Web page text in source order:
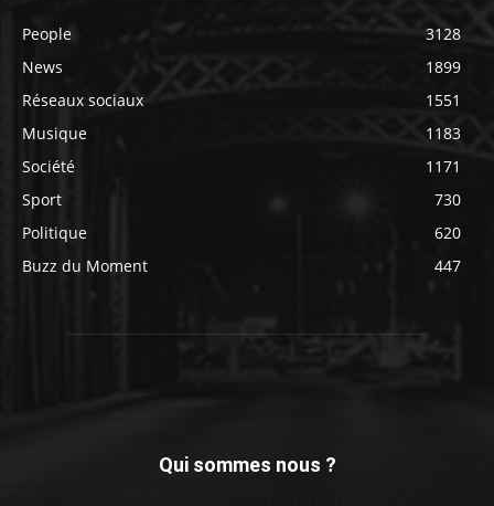
People
3128
News
1899
Réseaux sociaux
1551
Musique
1183
Société
1171
Sport
730
Politique
620
Buzz du Moment
447
Qui sommes nous ?